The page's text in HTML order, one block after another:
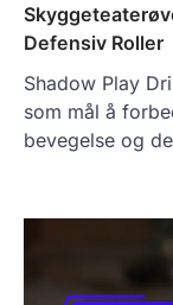
Defensiv Roller
Shadow Play
som mål å
bevegelse og